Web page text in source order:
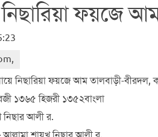
নিছারিয়া ফয়জে
নিছারিয়া ফয়জে আম তালবাড়ী-বীরদল,
১৩৬৫ হিজরী ১৩৫২বাংলা
নিছার আলী র.